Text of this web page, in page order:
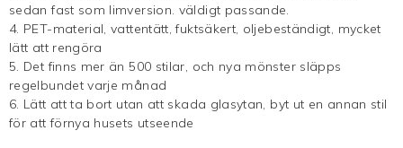
sedan fast som limversion. väldigt passande.
4. PET-material, vattentätt, fuktsäkert, oljebeständigt, mycket
lätt att rengöra
5. Det finns mer än 500 stilar, och nya mönster släpps
regelbundet varje månad
6. Lätt att ta bort utan att skada glasytan, byt ut en annan stil
för att förnya husets utseende